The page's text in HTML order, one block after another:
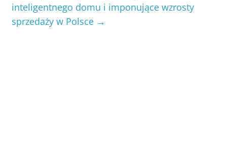
inteligentnego domu i imponujące wzrosty
sprzedaży w Polsce →